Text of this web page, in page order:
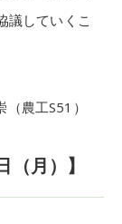
議していくこ
農工S51）
月）】